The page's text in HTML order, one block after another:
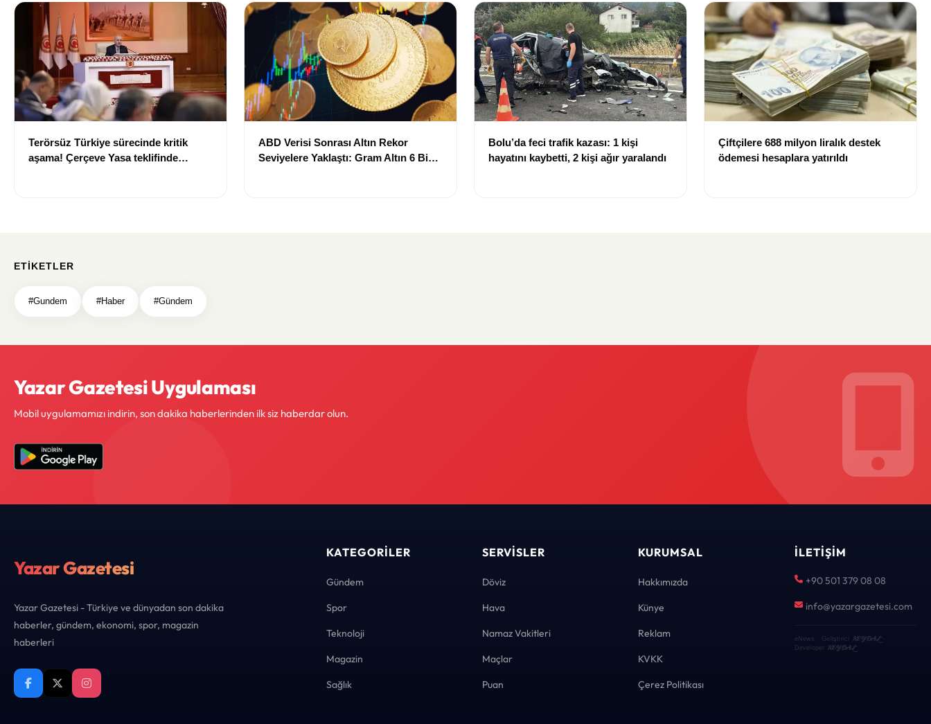
Terörsüz Türkiye sürecinde kritik
aşama! Çerçeve Yasa teklifinde
ABD Verisi Sonrası Altın Rekor
Seviyelere Yaklaştı: Gram Altın 6 Bin
Bolu’da feci trafik kazası: 1 kişi
hayatını kaybetti, 2 kişi ağır yaralandı
Çiftçilere 688 milyon liralık destek
ödemesi hesaplara yatırıldı
ETIKETLER
#Gundem #Haber #Gündem
Yazar Gazetesi Uygulaması
Mobil uygulamamızı indirin, son dakika haberlerinden ilk siz haberdar olun.
Yazar Gazetesi
Yazar Gazetesi - Türkiye ve dünyadan son dakika
haberler, gündem, ekonomi, spor, magazin
haberleri
KATEGORILER
Gündem
Spor
Teknoloji
Magazin
Sağlık
SERVISLER
Döviz
Hava
Namaz Vakitleri
Maçlar
Puan
KURUMSAL
Hakkımızda
Künye
Reklam
KVKK
Çerez Politikası
İLETIŞIM
+90 501 379 08 08
info@yazargazetesi.com
eNews · Geliştirici KEYDAL·
Developer KEYDAL